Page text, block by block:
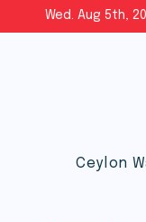
Wed. Aug 5th,
Ceylon